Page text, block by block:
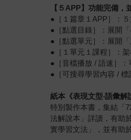
【５APP】功能完備，
●［１篇章１APP］：
●［點選目錄］：展開「
●［點選單元］：展開
●［１單元１課程］：
●［音檔播放 / 語速］
●［可搜尋學習內容 / 標
紙本《表現文型‧語彙
特別製作本書，集結「
法解說本」詳讀，有助
實學習文法」，並有助